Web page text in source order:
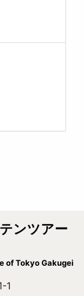
ンツアー
of Tokyo Gakugei
1